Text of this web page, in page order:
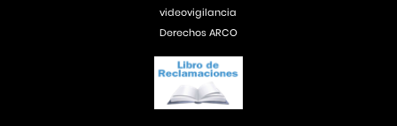
videovigilancia
Derechos ARCO